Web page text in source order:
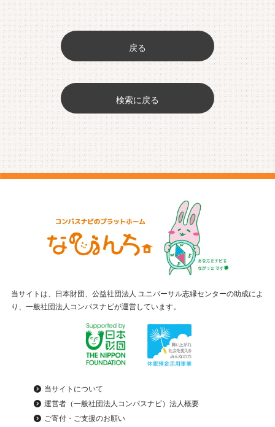
戻る
検索に戻る
当サイトは、日本財団、公益社団法人 ユニバーサル志縁センターの助成によ
り、一般社団法人コンパスナビが運営しています。
当サイトについて
運営者（一般社団法人コンパスナビ）法人概要
ご寄付・ご支援のお願い